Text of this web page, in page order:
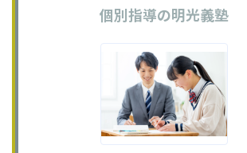
個別指導の明光義塾